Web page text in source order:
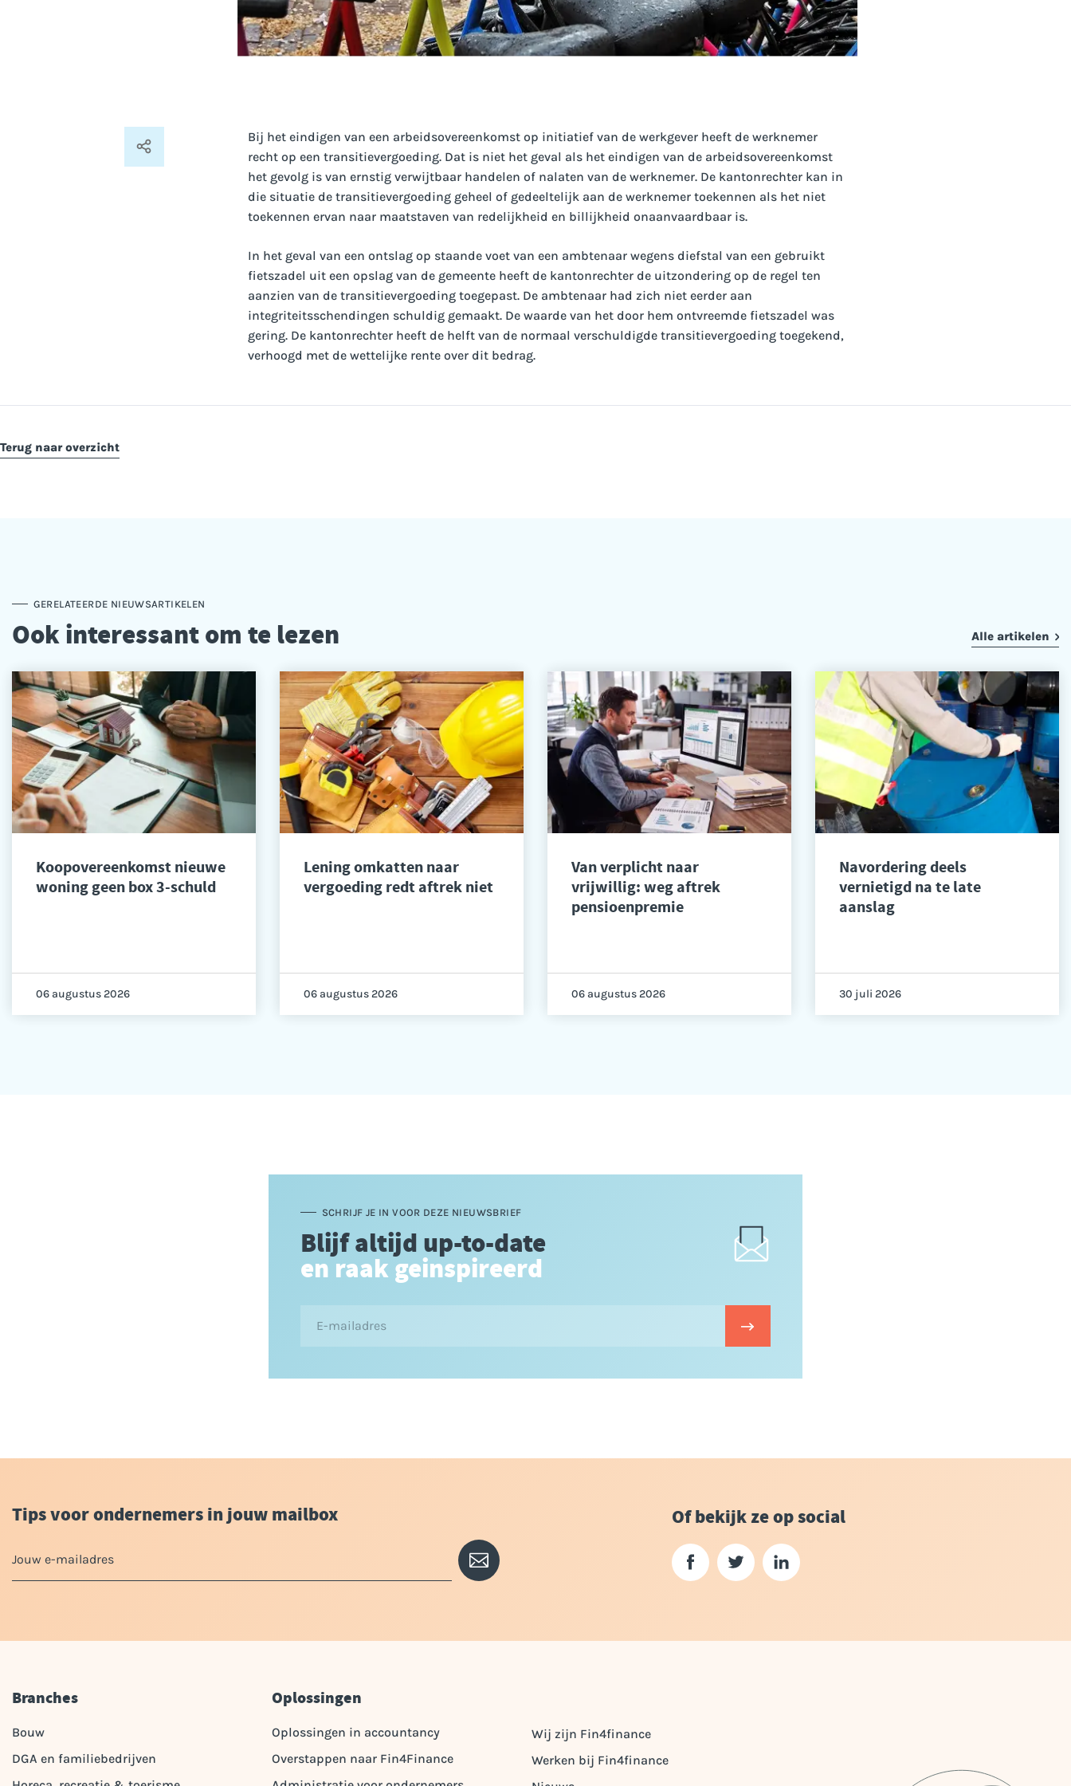
Bij het eindigen van een arbeidsovereenkomst op initiatief van de werkgever heeft de werknemer
recht op een transitievergoeding. Dat is niet het geval als het eindigen van de arbeidsovereenkomst
het gevolg is van ernstig verwijtbaar handelen of nalaten van de werknemer. De kantonrechter kan in
die situatie de transitievergoeding geheel of gedeeltelijk aan de werknemer toekennen als het niet
toekennen ervan naar maatstaven van redelijkheid en billijkheid onaanvaardbaar is.
In het geval van een ontslag op staande voet van een ambtenaar wegens diefstal van een gebruikt
fietszadel uit een opslag van de gemeente heeft de kantonrechter de uitzondering op de regel ten
aanzien van de transitievergoeding toegepast. De ambtenaar had zich niet eerder aan
integriteitsschendingen schuldig gemaakt. De waarde van het door hem ontvreemde fietszadel was
gering. De kantonrechter heeft de helft van de normaal verschuldigde transitievergoeding toegekend,
verhoogd met de wettelijke rente over dit bedrag.
Terug naar overzicht
GERELATEERDE NIEUWSARTIKELEN
Ook interessant om te lezen Alle artikelen
Koopovereenkomst nieuwe
woning geen box 3-schuld
06 augustus 2026
Lening omkatten naar
vergoeding redt aftrek niet
06 augustus 2026
Van verplicht naar
vrijwillig: weg aftrek
pensioenpremie
06 augustus 2026
Navordering deels
vernietigd na te late
aanslag
30 juli 2026
SCHRIJF JE IN VOOR DEZE NIEUWSBRIEF
Blijf altijd up-to-date
en raak geinspireerd
Tips voor ondernemers in jouw mailbox Of bekijk ze op social
Branches
Bouw
DGA en familiebedrijven
Oplossingen
Oplossingen in accountancy
Overstappen naar Fin4Finance
Wij zijn Fin4finance
Werken bij Fin4finance